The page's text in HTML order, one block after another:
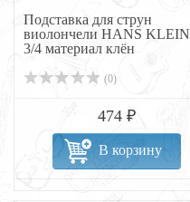
Подставка для струн
виолончели HANS KLEIN
3/4 материал клён
(0)
474 ₽
В корзину